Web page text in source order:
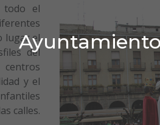
todo el
lugar el
del
y el
calles.